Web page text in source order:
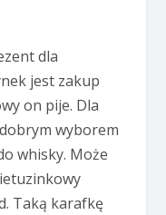
dla
jest zakup
on pije. Dla
wyborem
whisky. Może
Taką karafkę